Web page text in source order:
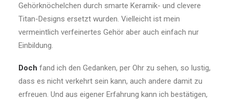
Gehörknöchelchen durch smarte Keramik- und clevere
Titan-Designs ersetzt wurden. Vielleicht ist mein
vermeintlich verfeinertes Gehör aber auch einfach nur
Einbildung.
Doch fand ich den Gedanken, per Ohr zu sehen, so lustig,
dass es nicht verkehrt sein kann, auch andere damit zu
erfreuen. Und aus eigener Erfahrung kann ich bestätigen,